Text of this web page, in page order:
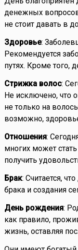
денежных
не стоит давать в
Здоровье:
Рекомендуется
путях. Кроме того,
Стрижка волос:
Не исключено, что
не только на
возможно,
Отношения:
многих может
получить
Брак: Считается,
брака и создания
День рождения:
как правило,
жизнь, оставляя